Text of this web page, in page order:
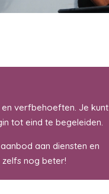
verfbehoeften. Je kunt
tot eind te begeleiden.
aan diensten en
nog beter!